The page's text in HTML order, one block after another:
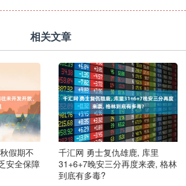
相关文章
假期不
安全保障
千汇网 勇士复仇雄鹿, 库里
31+6+7晚安三分再度来袭, 格林
到底有多毒?